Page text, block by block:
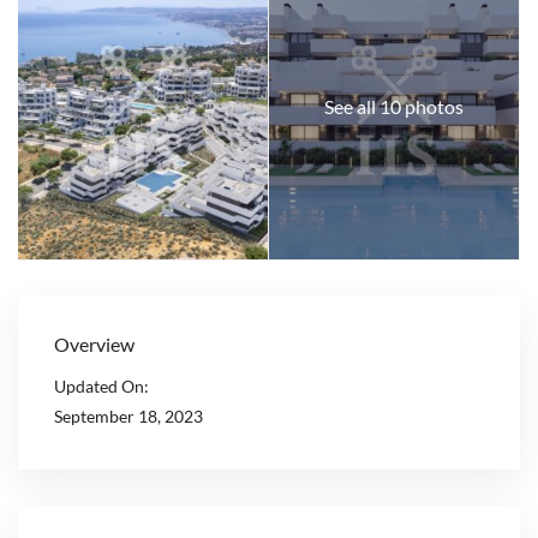
See all 10 photos
Overview
Updated On:
September 18, 2023